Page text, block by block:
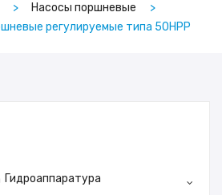
Насосы поршневые
регулируемые типа 50НРР
Гидроаппаратура